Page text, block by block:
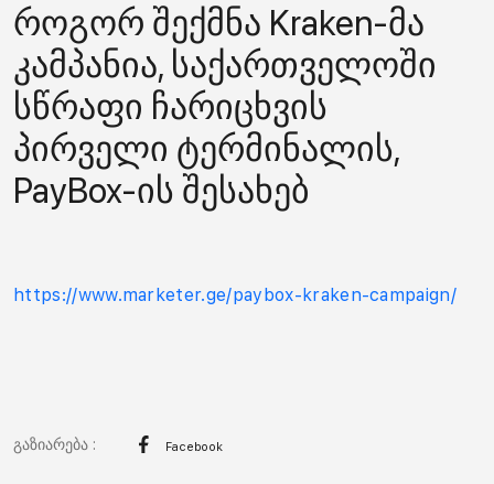
როგორ შექმნა Kraken-მა
კამპანია, საქართველოში
სწრაფი ჩარიცხვის
პირველი ტერმინალის,
PayBox-ის შესახებ
https://www.marketer.ge/paybox-kraken-campaign/
გაზიარება : Facebook